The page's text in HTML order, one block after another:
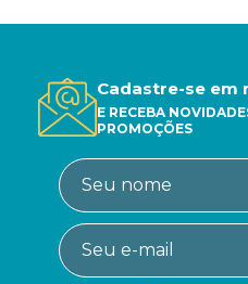
Cadastre-se em
E RECEBA
PROMOÇÕES